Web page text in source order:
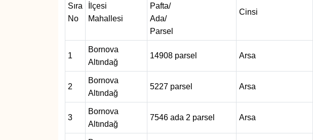
Sıra
No
İlçesi
Mahallesi
Pafta/
Ada/
Parsel
Cinsi
1
Bornova
Altındağ
14908 parsel Arsa
2
Bornova
Altındağ
5227 parsel Arsa
3
Bornova
Altındağ
7546 ada 2 parsel Arsa
TEKNOLOJİ
YEREL YÖNETİMLER